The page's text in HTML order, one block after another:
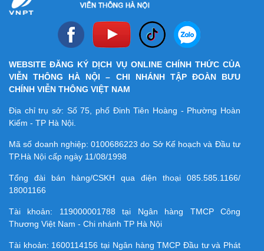
WEBSITE ĐĂNG KÝ DỊCH VỤ ONLINE CHÍNH THỨC CỦA
VIỄN THÔNG HÀ NỘI – CHI NHÁNH TẬP ĐOÀN BƯU
CHÍNH VIỄN THÔNG VIỆT NAM
Địa chỉ trụ sở: Số 75, phố Đinh Tiên Hoàng - Phường Hoàn
Kiếm - TP Hà Nội.
Mã số doanh nghiệp:0100686223 do Sở Kế hoạch và Đầu tư
TP.Hà Nội cấp ngày 11/08/1998
Tổng đài bán hàng/CSKH qua điện thoại 085.585.1166/
18001166
Tài khoản: 119000001788 tại Ngân hàng TMCP Công
Thương Việt Nam - Chi nhánh TP Hà Nội
Tài khoản: 1600114156 tại Ngân hàng TMCP Ðầu tư và Phát